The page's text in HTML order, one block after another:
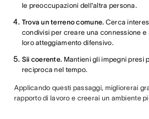
le preoccupazioni dell'altra persona.
Trova un terreno comune. Cerca
condivisi per creare una connessione e
loro atteggiamento difensivo.
Sii coerente. Mantieni gli impegni presi
reciproca nel tempo.
Applicando questi passaggi, migliorerai
rapporto di lavoro e creerai un ambiente